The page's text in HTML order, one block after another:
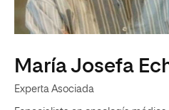
María Josefa
Experta Asociada